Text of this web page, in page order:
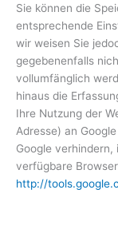
Sie können die
entsprechende
wir weisen Sie
gegebenenfalls
vollumfänglich
hinaus die
Ihre Nutzung der
Adresse) an
Google
verfügbare
http://